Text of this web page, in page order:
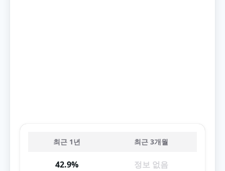
최근 1년 최근 3개월
42.9% 정보 없음